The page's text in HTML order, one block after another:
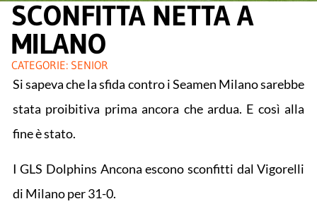
SCONFITTA NETTA A
MILANO
CATEGORIE: SENIOR
Si sapeva che la sfida contro i Seamen Milano sarebbe
stata proibitiva prima ancora che ardua. E così alla
fine è stato.
I GLS Dolphins Ancona escono sconfitti dal Vigorelli
di Milano per 31-0.